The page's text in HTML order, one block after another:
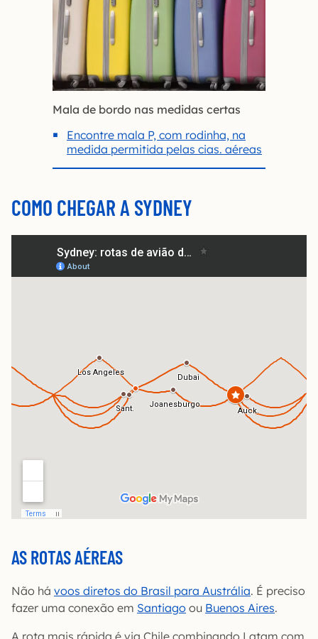
Mala de bordo nas medidas certas
Encontre mala P, com rodinha, na
medida permitida pelas cias. aéreas
COMO CHEGAR A SYDNEY
AS ROTAS AÉREAS
Não há voos diretos do Brasil para Austrália. É preciso
fazer uma conexão em Santiago ou Buenos Aires.